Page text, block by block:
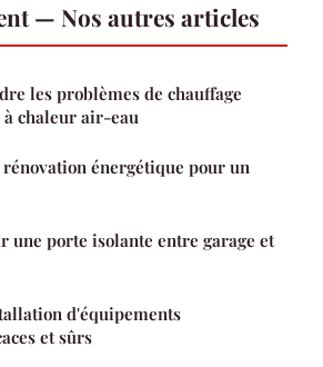
— Nos autres articles
les problèmes de chauffage
à chaleur air-eau
énergétique pour un
une porte isolante entre garage et
d'équipements
et sûrs